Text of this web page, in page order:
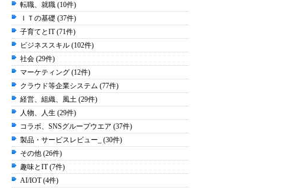
転職、就職 (10件)
ＩＴの基礎 (37件)
子育てとIT (71件)
ビジネススキル (102件)
社会 (29件)
マーケティング (12件)
クラウド等企業システム (77件)
経営、組織、風土 (29件)
人物、人生 (29件)
コラボ、SNSグループウエア (37件)
製品・サービスレビュー_ (30件)
その他 (26件)
趣味とIT (7件)
AI/IOT (4件)